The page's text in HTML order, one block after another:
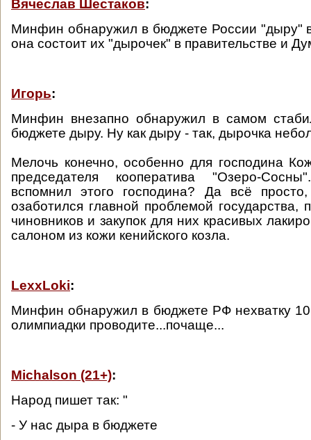
Вячеслав Шестаков:
Минфин обнаружил в бюджете России "дыру"
она состоит их "дырочек" в правительстве и
Игорь:
Минфин внезапно обнаружил в самом
бюджете дыру. Ну как дыру - так, дырочка
Мелочь конечно, особенно для господина
председателя кооператива "Озеро-
вспомнил этого господина? Да всё
озаботился главной проблемой государства,
чиновников и закупок для них красивых
салоном из кожи кенийского козла.
LexxLoki:
Минфин обнаружил в бюджете РФ нехватку
олимпиадки проводите...почаще...
Michalson (21+):
Народ пишет так: "
- У нас дыра в бюджете